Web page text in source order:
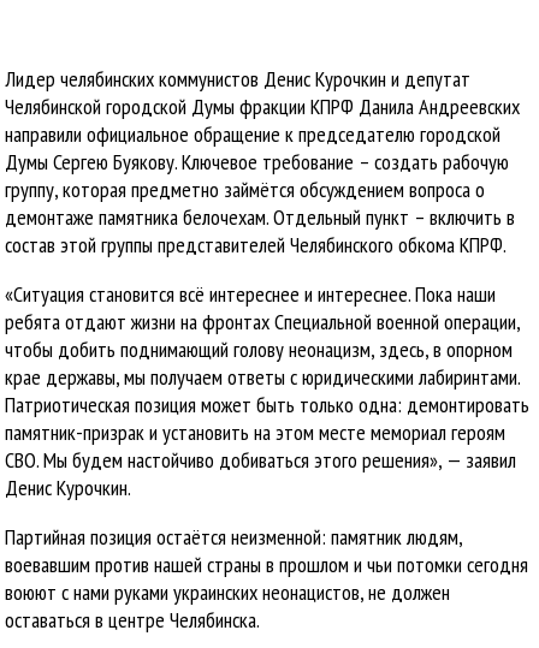
Лидер челябинских коммунистов Денис Курочкин и депутат
Челябинской городской Думы фракции КПРФ Данила Андреевских
направили официальное обращение к председателю городской
Думы Сергею Буякову. Ключевое требование – создать рабочую
группу, которая предметно займётся обсуждением вопроса о
демонтаже памятника белочехам. Отдельный пункт – включить в
состав этой группы представителей Челябинского обкома КПРФ.
«Ситуация становится всё интереснее и интереснее. Пока наши
ребята отдают жизни на фронтах Специальной военной операции,
чтобы добить поднимающий голову неонацизм, здесь, в опорном
крае державы, мы получаем ответы с юридическими лабиринтами.
Патриотическая позиция может быть только одна: демонтировать
памятник-призрак и установить на этом месте мемориал героям
СВО. Мы будем настойчиво добиваться этого решения», — заявил
Денис Курочкин.
Партийная позиция остаётся неизменной: памятник людям,
воевавшим против нашей страны в прошлом и чьи потомки сегодня
воюют с нами руками украинских неонацистов, не должен
оставаться в центре Челябинска.